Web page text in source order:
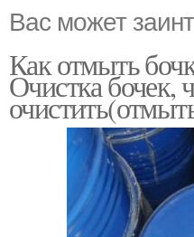
Вас может
Как отмыть
Очистка бочек,